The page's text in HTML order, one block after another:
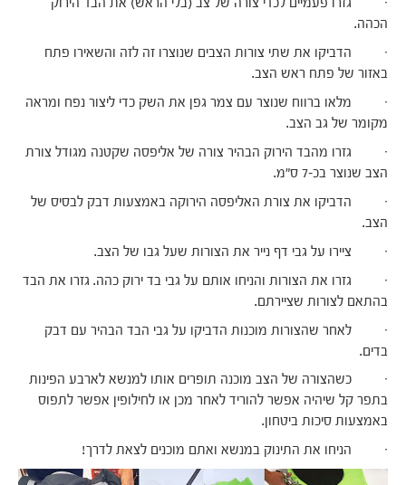
הכהה.
· הדביקו את שתי צורות הצבים שנוצרו זה לזה והשאירו פתח
באזור של פתח ראש הצב.
· מלאו ברווח שנוצר עם צמר גפן את השק כדי ליצור נפח ומראה
מקומר של גב הצב.
· גזרו מהבד הירוק הבהיר צורה של אליפסה שקטנה מגודל צורת
הצב שנוצר בכ-7 ס"מ.
· הדביקו את צורת האליפסה הירוקה באמצעות דבק לבסיס של
הצב.
· ציירו על גבי דף נייר את הצורות שעל גבו של הצב.
· גזרו את הצורות והניחו אותם על גבי בד ירוק כהה. גזרו את הבד
בהתאם לצורות שציירתם.
· לאחר שהצורות מוכנות הדביקו על גבי הבד הבהיר עם דבק
בדים.
· כשהצורה של הצב מוכנה תופרים אותו למנשא לארבע הפינות
בתפר קל שיהיה אפשר להוריד לאחר מכן או לחילופין אפשר לתפוס
באמצעות סיכות ביטחון.
· הניחו את התינוק במנשא ואתם מוכנים לצאת לדרך!